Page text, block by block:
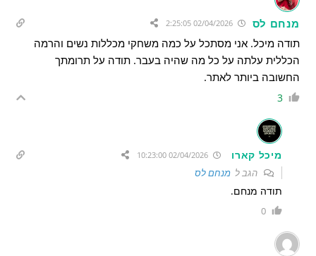
מנחם לס 02/04/2026 2:25:05
תודה מיכל. אני מסתכל על כמה משחקי מכללות נשים והרמה
הכללית עלתה על כל מה שהיה בעבר. תודה על תרומתך
החשובה ביותר לאתר.
3
מיכל קארו
הגב למנחם לס
תודה מנחם.
0